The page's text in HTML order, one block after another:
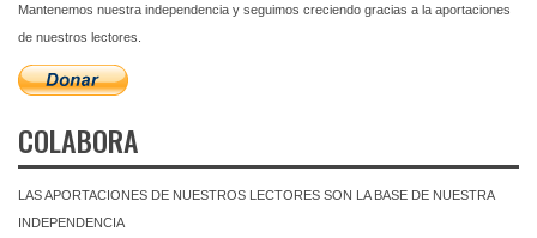
Mantenemos nuestra independencia y seguimos creciendo gracias a la aportaciones
de nuestros lectores.
COLABORA
LAS APORTACIONES DE NUESTROS LECTORES SON LA BASE DE NUESTRA
INDEPENDENCIA